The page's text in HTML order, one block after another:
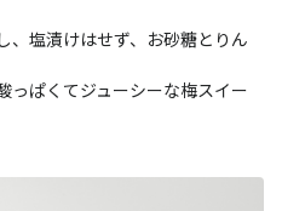
、塩漬けはせず、お砂糖とりん
っぱくてジューシーな梅スイー